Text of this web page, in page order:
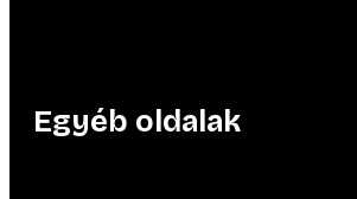
Egyéb oldalak